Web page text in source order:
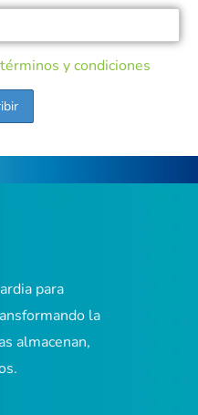
y condiciones
para
la
almacenan,